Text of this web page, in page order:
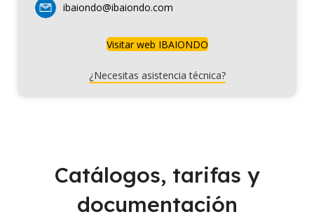
ibaiondo@ibaiondo.com
Visitar web IBAIONDO
¿Necesitas asistencia técnica?
Catálogos, tarifas y
documentación